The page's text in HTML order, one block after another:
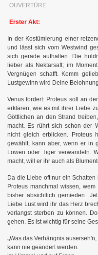
OUVERTÜRE
Erster Akt:
In der Kostümierung einer
und lässt sich vom Westwind
sich gerade aufhalten. Die
lieber als Nektarsaft; im
Vergnügen schafft. Komm
Lustgewinn wird Deine
Venus fordert: Proteus soll an
erklären, wie es mit ihrer Liebe
Göttlichen an den Strand
macht. Es rührt sich schon der
nicht gleich erblicken. Proteus
gewählt, kann aber, wenn er in
Löwen oder Tiger verwandeln.
macht, will er ihr auch als
Da die Liebe oft nur ein
Proteus manchmal wissen,
bisher absichtlich gemieden.
Liebe Lust wird ihr das Herz
verlangst sterben zu können.
gehen. Es ist wichtig für seine
„Was das Verhängnis auserseh'n,
kann nie geändert werden.